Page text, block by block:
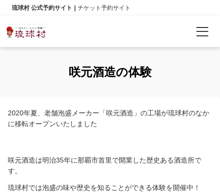
琉球村 公式予約サイト チケット予約サイト
한국어
咲元酒造の体験
2020年夏、老舗泡盛メーカー「咲元酒造」の工場が琉球村のなか
に移転オープンいたしました
咲元酒造は明治35年に那覇市首里で開業した歴史ある酒造所で
す。
琉球村では泡盛の味や歴史を知ることができる体験を開催中！